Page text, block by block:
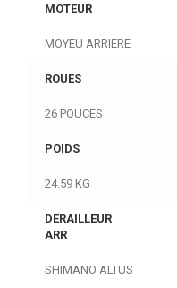
MOTEUR
MOYEU ARRIERE
ROUES
26 POUCES
POIDS
24.59 KG
DERAILLEUR
ARR
SHIMANO ALTUS